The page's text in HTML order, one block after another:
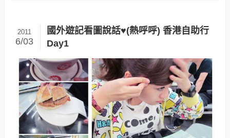
國外遊記看圖說話♥(熱呼呼) 香港自助行
Day1
2011
6/03